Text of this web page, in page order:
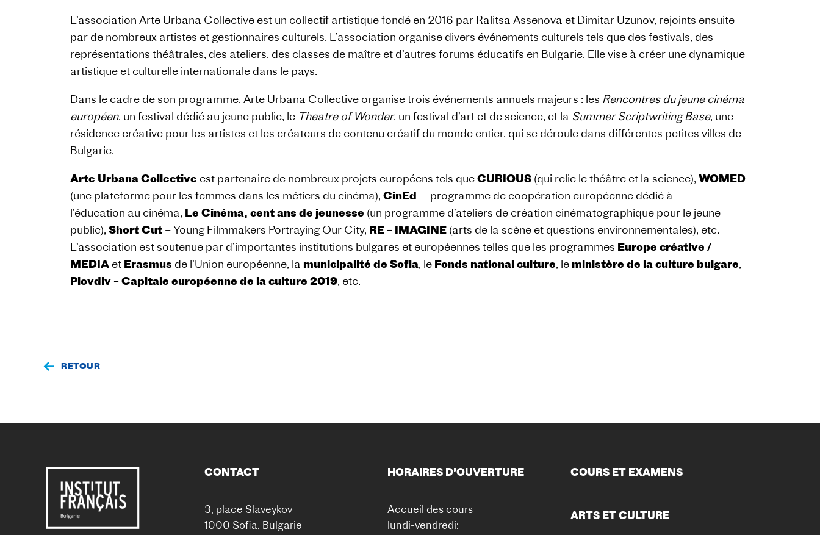
L’association Arte Urbana Collective est un collectif artistique fondé en 2016 par Ralitsa Assenova et Dimitar Uzunov, rejoints ensuite
par de nombreux artistes et gestionnaires culturels. L’association organise divers événements culturels tels que des festivals, des
représentations théâtrales, des ateliers, des classes de maître et d’autres forums éducatifs en Bulgarie. Elle vise à créer une dynamique
artistique et culturelle internationale dans le pays.
Dans le cadre de son programme, Arte Urbana Collective organise trois événements annuels majeurs : les Rencontres du jeune cinéma
européen, un festival dédié au jeune public, le Theatre of Wonder, un festival d’art et de science, et la Summer Scriptwriting Base, une
résidence créative pour les artistes et les créateurs de contenu créatif du monde entier, qui se déroule dans différentes petites villes de
Bulgarie.
Arte Urbana Collective est partenaire de nombreux projets européens tels queCURIOUS (qui relie le théâtre et la science), WOMED
(une plateforme pour les femmes dans les métiers du cinéma), CinEd – programme de coopération européenne dédié à
l’éducation au cinéma, Le Cinéma, cent ans de jeunesse (un programme d’ateliers de création cinématographique pour le jeune
public), Short Cut – Young Filmmakers Portraying Our City, RE – IMAGINE (arts de la scène et questions environnementales), etc.
L’association est soutenue par d’importantes institutions bulgares et européennes telles que les programmes Europe créative /
MEDIA et Erasmus de l’Union européenne, la municipalité de Sofia, le Fonds national culture, le ministère de la culture bulgare,
Plovdiv – Capitale européenne de la culture 2019, etc.
RETOUR
CONTACT
3, place Slaveykov
1000 Sofia, Bulgarie
HORAIRES D’OUVERTURE
Accueil des cours
lundi-vendredi:
COURS ET EXAMENS
ARTS ET CULTURE